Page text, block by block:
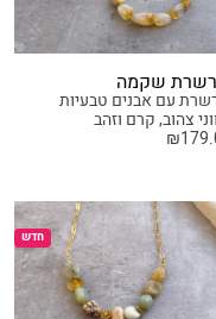
שקמה
עם אבנים טבעיות
צהוב, קרם וזהב
₪
חדש